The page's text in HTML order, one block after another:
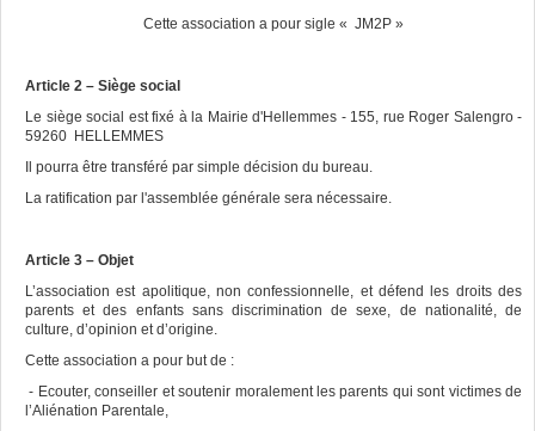
Cette association a pour sigle « JM2P »
Article 2 – Siège social
Le siège social est fixé à la Mairie d'Hellemmes - 155, rue Roger Salengro -
59260 HELLEMMES
Il pourra être transféré par simple décision du bureau.
La ratification par l'assemblée générale sera nécessaire.
Article 3 – Objet
L’association est apolitique, non confessionnelle, et défend les droits des
parents et des enfants sans discrimination de sexe, de nationalité, de
culture, d’opinion et d’origine.
Cette association a pour but de :
- Ecouter, conseiller et soutenir moralement les parents qui sont victimes de
l’Aliénation Parentale,